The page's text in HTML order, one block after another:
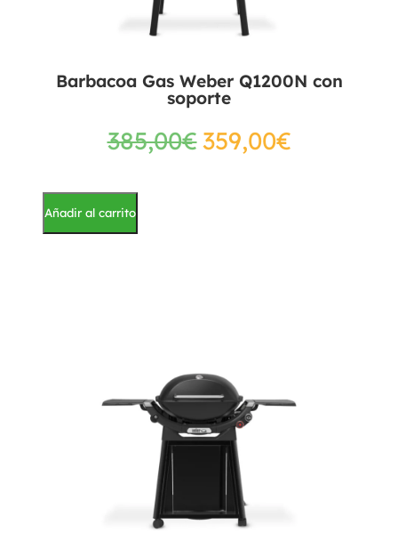
Barbacoa Gas Weber Q1200N con
soporte
385,00€359,00€
Añadir al carrito